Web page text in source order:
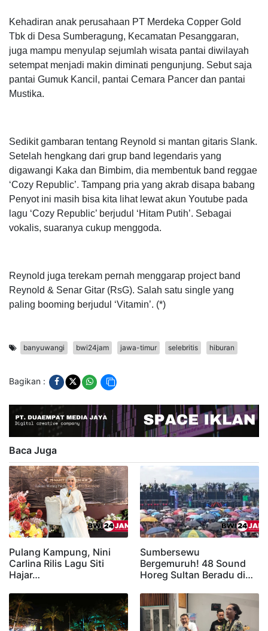
Kehadiran anak perusahaan PT Merdeka Copper Gold
Tbk di Desa Sumberagung, Kecamatan Pesanggaran,
juga mampu menyulap sejumlah wisata pantai diwilayah
setempat menjadi makin diminati pengunjung. Sebut saja
pantai Gumuk Kancil, pantai Cemara Pancer dan pantai
Mustika.
Sedikit gambaran tentang Reynold si mantan gitaris Slank.
Setelah hengkang dari grup band legendaris yang
digawangi Kaka dan Bimbim, dia membentuk band reggae
‘Cozy Republic’. Tampang pria yang akrab disapa babang
Penyot ini masih bisa kita lihat lewat akun Youtube pada
lagu ‘Cozy Republic’ berjudul ‘Hitam Putih’. Sebagai
vokalis, suaranya cukup menggoda.
Reynold juga terekam pernah menggarap project band
Reynold & Senar Gitar (RsG). Salah satu single yang
paling booming berjudul ‘Vitamin’. (*)
banyuwangi bwi24jam jawa-timur selebritis hiburan
Bagikan :
Baca Juga
Pulang Kampung, Nini
Carlina Rilis Lagu Siti
Hajar…
Sumbersewu
Bergemuruh! 48 Sound
Horeg Sultan Beradu di…